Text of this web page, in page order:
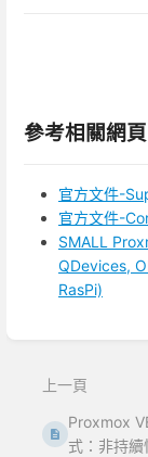
參考相關網頁
官方文件-
官方文件-
SMALL
QDevices,
RasPi)
取
上一頁
Proxmox
式：非持續